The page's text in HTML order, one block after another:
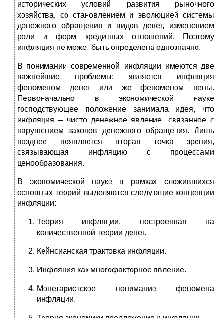
исторических условий развития рыночного
хозяйства, со становлением и эволюцией системы
денежного обращения и видов денег, изменением
роли и форм кредитных отношений. Поэтому
инфляция не может быть определена однозначно.
В понимании современной инфляции имеются две
важнейшие проблемы: является инфляция
феноменом денег или же феноменом цены.
Первоначально в экономической науке
господствующее положение занимала идея, что
инфляция – чисто денежное явление, связанное с
нарушением законов денежного обращения. Лишь
позднее появляется вторая точка зрения,
связывающая инфляцию с процессами
ценообразования.
В экономической науке в рамках сложившихся
основных теорий выделяются следующие концепции
инфляции:
Теория инфляции, построенная на
количественной теории денег.
Кейнсианская трактовка инфляции.
Инфляция как многофакторное явление.
Монетаристское понимание феномена
инфляции.